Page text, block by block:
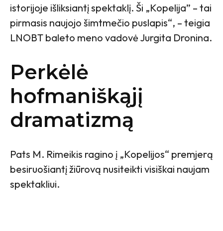
istorijoje išliksiantį spektaklį. Ši „Kopelija” – tai
pirmasis naujojo šimtmečio puslapis“, – teigia
LNOBT baleto meno vadovė Jurgita Dronina.
Perkėlė
hofmaniškąjį
dramatizmą
Pats M. Rimeikis ragino į „Kopelijos“ premjerą
besiruošiantį žiūrovą nusiteikti visiškai naujam
spektakliui.